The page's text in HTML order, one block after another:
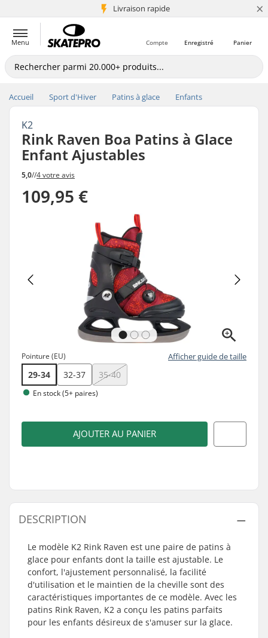
Livraison rapide
+5 mio de clients ×
Menu Panier
Enregistré
Compte
Accueil Sport d'Hiver Patins à glace Enfants
K2
Rink Raven Boa Patins à Glace
Enfant Ajustables
5,0//4 votre avis
109,95 €
Pointure (EU) Afficher guide de taille
29-34 32-37 35-40
En stock (5+ paires)
AJOUTER AU PANIER
DESCRIPTION
Le modèle K2 Rink Raven est une paire de patins à
glace pour enfants dont la taille est ajustable. Le
confort, l'ajustement personnalisé, la facilité
d'utilisation et le maintien de la cheville sont des
caractéristiques importantes de ce modèle. Avec les
patins Rink Raven, K2 a conçu les patins parfaits
pour les enfants désireux de s'amuser sur la glace.